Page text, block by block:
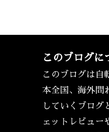
このブログに
このブログは自
本全国、海外問
していくブログ
ェットレビュー